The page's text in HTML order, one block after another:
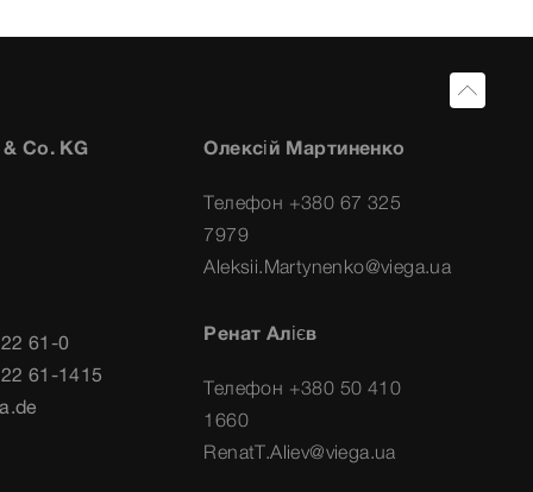
Co. KG
61-0
61-1415
Олексій Мартиненко
Телефон +380 67 325
7979
Aleksii.Martynenko@viega.ua
Ренат Алієв
Телефон +380 50 410
1660
RenatT.Aliev@viega.ua